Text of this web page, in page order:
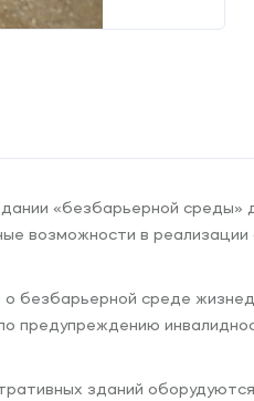
«безбарьерной среды»
возможности в реализации
о безбарьерной среде
предупреждению
зданий